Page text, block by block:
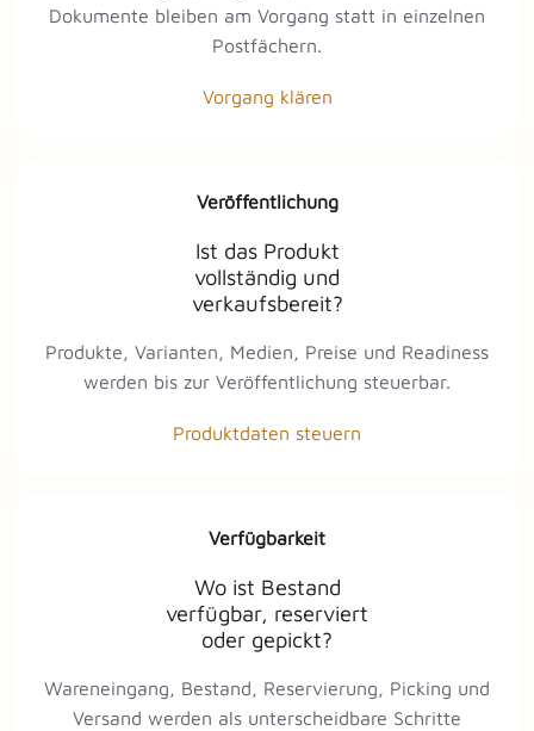
Dokumente bleiben am Vorgang statt in einzelnen
Postfächern.
Vorgang klären
Veröffentlichung
Ist das Produkt
vollständig und
verkaufsbereit?
Produkte, Varianten, Medien, Preise und Readiness
werden bis zur Veröffentlichung steuerbar.
Produktdaten steuern
Verfügbarkeit
Wo ist Bestand
verfügbar, reserviert
oder gepickt?
Wareneingang, Bestand, Reservierung, Picking und
Versand werden als unterscheidbare Schritte